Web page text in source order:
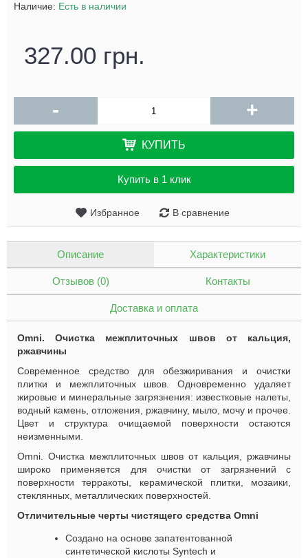
Наличие: Есть в наличии
327.00 грн.
- +
КУПИТЬ
Купить в 1 клик
Избранное В сравнение
Описание Характеристики
Отзывов (0) Контакты
Доставка и оплата
Omni. Очистка межплиточных швов от кальция,
ржавчины
Современное средство для обезжиривания и очистки
плитки и межплиточных швов. Одновременно удаляет
жировые и минеральные загрязнения: известковые налеты,
водный камень, отложения, ржавчину, мыло, мочу и прочее.
Цвет и структура очищаемой поверхности остаются
неизменными.
Omni. Очистка межплиточных швов от кальция, ржавчины
широко применяется для очистки от загрязнений с
поверхности терракоты, керамической плитки, мозаики,
стеклянных, металлических поверхностей.
Отличительные черты чистящего средства Omni
Создано на основе запатентованной
синтетической кислоты Syntech и